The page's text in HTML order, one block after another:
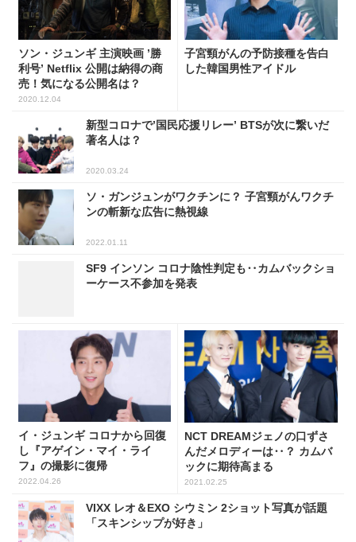
ソン・ジュンギ 主演映画 ’勝
利号’ Netflix 公開は納得の商
売！気になる公開名は？
2020.12.04
子宮頸がんの予防接種を告白
した韓国男性アイドル
新型コロナで’国民応援リレー’ BTSが次に繋いだ
著名人は？
2020.03.24
ソ・ガンジュンがワクチンに？ 子宮頸がんワクチ
ンの斬新な広告に熱視線
2022.01.11
SF9 インソン コロナ陰性判定も‥カムバックショ
ーケース不参加を発表
イ・ジュンギ コロナから回復
し『アゲイン・マイ・ライ
フ』の撮影に復帰
2022.04.26
NCT DREAMジェノの口ずさ
んだメロディーは‥？ カムバ
ックに期待高まる
2021.02.25
VIXX レオ＆EXO シウミン 2ショット写真が話題
「スキンシップが好き」